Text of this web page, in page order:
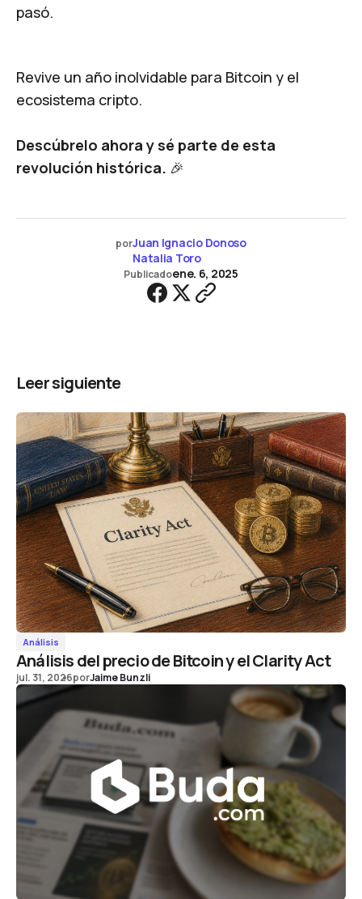
pasó.
Revive un año inolvidable para Bitcoin y el
ecosistema cripto.
Descúbrelo ahora y sé parte de esta
revolución histórica. 🎉
porJuan Ignacio Donoso
Natalia Toro
Publicadoene. 6, 2025
Leer siguiente
Análisis
Análisis del precio de Bitcoin y el Clarity Act
jul. 31, 2026porJaime Bunzli